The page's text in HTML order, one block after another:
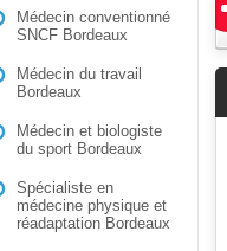
Médecin conventionné
SNCF Bordeaux
Médecin du travail
Bordeaux
Médecin et biologiste
du sport Bordeaux
Spécialiste en
médecine physique et
réadaptation Bordeaux